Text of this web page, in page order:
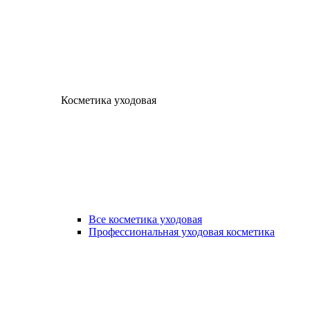
Косметика уходовая
Все косметика уходовая
Профессиональная уходовая косметика